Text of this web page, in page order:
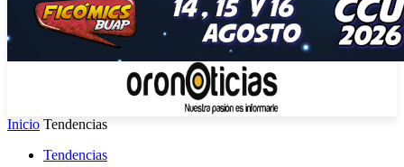
Inicio Tendencias
Tendencias